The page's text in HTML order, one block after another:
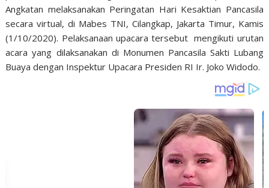
Angkatan melaksanakan Peringatan Hari Kesaktian Pancasila
secara virtual, di Mabes TNI, Cilangkap, Jakarta Timur, Kamis
(1/10/2020). Pelaksanaan upacara tersebut mengikuti urutan
acara yang dilaksanakan di Monumen Pancasila Sakti Lubang
Buayadengan Inspektur Upacara Presiden RI Ir. Joko Widodo.